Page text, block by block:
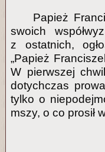
Papież
swoich
z ostatnich,
„Papież
W pierwszej
dotychczas
tylko o
mszy, o co prosił